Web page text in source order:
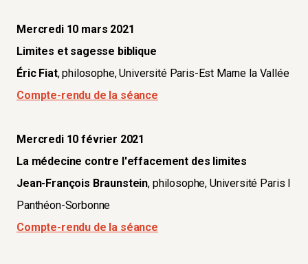
Mercredi 10 mars 2021
Limites et sagesse biblique
Éric Fiat, philosophe, Université Paris-Est Marne la Vallée
Compte-rendu de la séance
Mercredi 10 février 2021
La médecine contre l'effacement des limites
Jean-François Braunstein, philosophe, Université Paris I
Panthéon-Sorbonne
​​​​​​​Compte-rendu de la séance